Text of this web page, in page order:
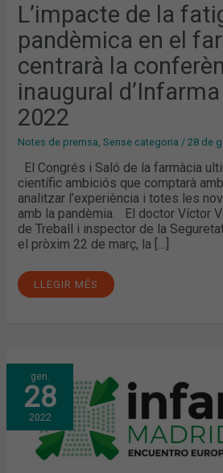
L’impacte de la
pandèmica en el
centrarà la
inaugural
2022
Notes de premsa,Sense categoria /28 de
El Congrés i Saló de la farmàcia
científic ambiciós que comptarà
analitzar l’experiència i totes les
amb la pandèmia. El doctor Víctor
de Treball i inspector de la
el pròxim 22 de març, la […]
LLEGIR MÉS
gen.
28
2022
EL
DOCTOR
VÍCTOR
VIDAL
INAUGURARÁ
‘INFARMA
MADRID
2022’